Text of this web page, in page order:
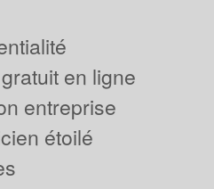
en ligne
entreprise
étoilé